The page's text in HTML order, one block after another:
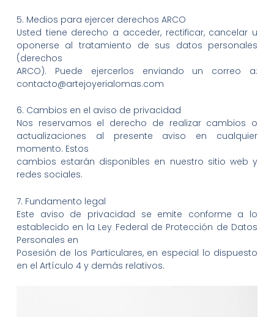
5. Medios para ejercer derechos ARCO
Usted tiene derecho a acceder, rectificar, cancelar u
oponerse al tratamiento de sus datos personales
(derechos
ARCO). Puede ejercerlos enviando un correo a:
contacto@artejoyerialomas.com
6. Cambios en el aviso de privacidad
Nos reservamos el derecho de realizar cambios o
actualizaciones al presente aviso en cualquier
momento. Estos
cambios estarán disponibles en nuestro sitio web y
redes sociales.
7. Fundamento legal
Este aviso de privacidad se emite conforme a lo
establecido en la Ley Federal de Protección de Datos
Personales en
Posesión de los Particulares, en especial lo dispuesto
en el Artículo 4 y demás relativos.